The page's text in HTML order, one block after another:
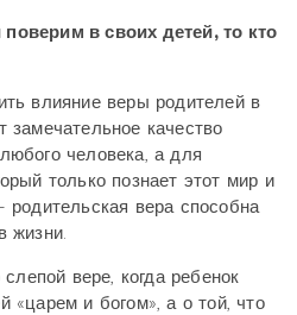
в своих детей, то кто
влияние веры родителей в
качество
человека, а для
только познает этот мир и
вера способна
жизни.
вере, когда ребенок
«царем и богом», а о той, что